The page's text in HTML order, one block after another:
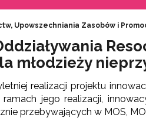
Upowszechniania Zasobów i
młodzieży
realizacji projektu
jego realizacji,
przebywających w MOS,